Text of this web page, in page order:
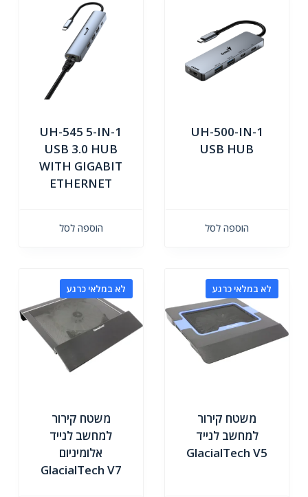
UH-500-IN-1
USB HUB
הוספה לסל
UH-545 5-IN-1
USB 3.0 HUB
WITH GIGABIT
ETHERNET
הוספה לסל
לא במלאי כרגע
משטח קירור
למחשב לנייד
GlacialTech V5
לא במלאי כרגע
משטח קירור
למחשב לנייד
אלומיניום
GlacialTech V7